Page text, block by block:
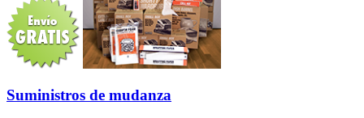
Suministros de mudanza